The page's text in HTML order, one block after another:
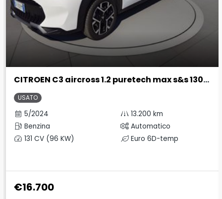
CITROEN C3 aircross 1.2 puretech max s&s 130cv eat6
USATO
5/2024
13.200 km
Benzina
Automatico
131 CV (96 KW)
Euro 6D-temp
€16.700